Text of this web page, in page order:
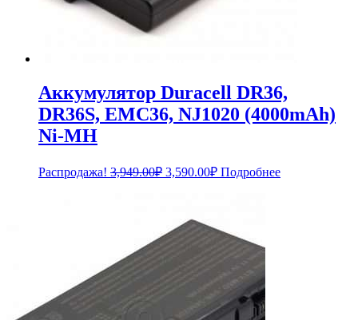
Аккумулятор Duracell DR36,
DR36S, EMC36, NJ1020 (4000mAh)
Ni-MH
Распродажа! 3,949.00₽ Первоначальная
3,590.00₽Текущая
цена:
Подробнее